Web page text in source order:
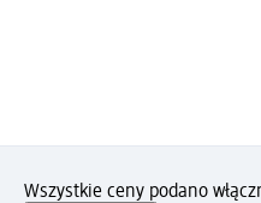
Wszystkie ceny podano